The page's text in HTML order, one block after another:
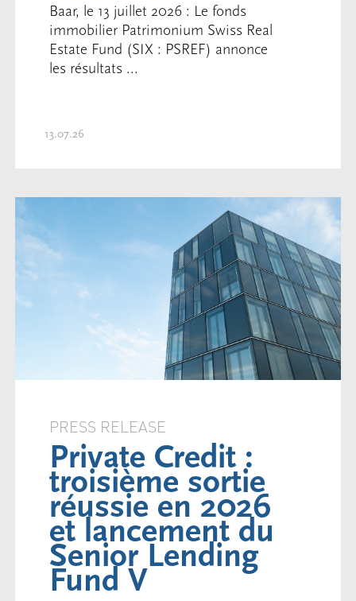
Baar, le 13 juillet 2026 : Le fonds
immobilier Patrimonium Swiss Real
Estate Fund (SIX : PSREF) annonce
les résultats ...
13.07.26
PRESS RELEASE
Private Credit :
troisième sortie
réussie en 2026
et lancement du
Senior Lending
Fund V